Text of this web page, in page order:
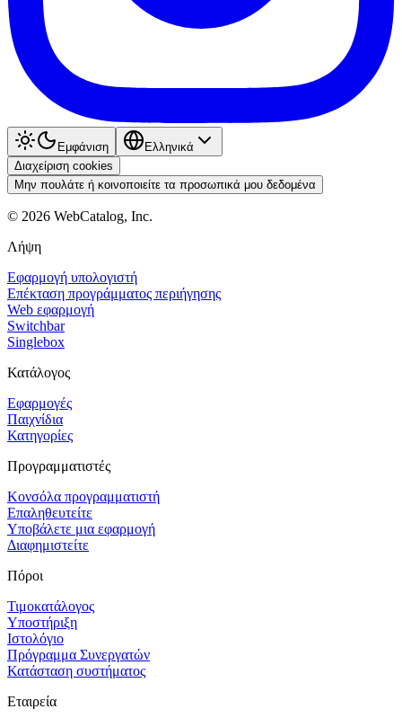
Εμφάνιση
Ελληνικά
Διαχείριση cookies
Μην πουλάτε ή κοινοποιείτε τα προσωπικά μου δεδομένα
© 2026 WebCatalog, Inc.
Λήψη
Εφαρμογή υπολογιστή
Επέκταση προγράμματος περιήγησης
Web εφαρμογή
Switchbar
Singlebox
Κατάλογος
Εφαρμογές
Παιχνίδια
Κατηγορίες
Προγραμματιστές
Κονσόλα προγραμματιστή
Επαληθευτείτε
Υποβάλετε μια εφαρμογή
Διαφημιστείτε
Πόροι
Τιμοκατάλογος
Υποστήριξη
Ιστολόγιο
Πρόγραμμα Συνεργατών
Κατάσταση συστήματος
Εταιρεία